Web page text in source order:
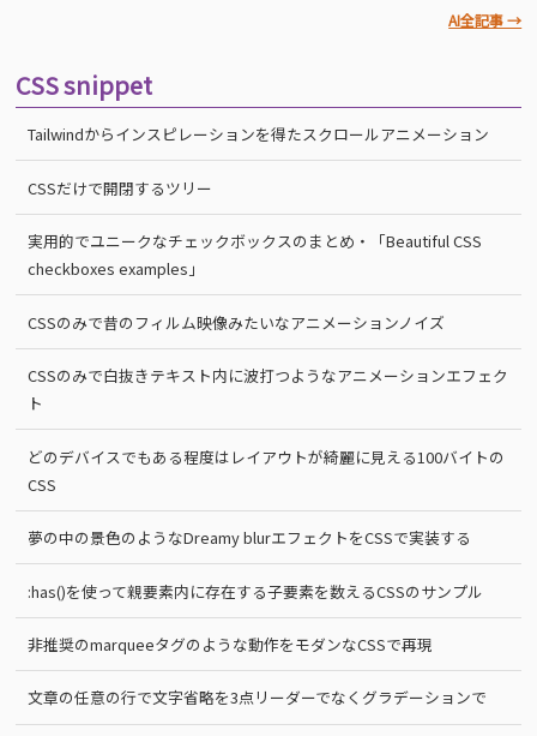
AI全記事 →
CSS snippet
Tailwindからインスピレーションを得たスクロールアニメーション
CSSだけで開閉するツリー
実用的でユニークなチェックボックスのまとめ・「Beautiful CSS
checkboxes examples」
CSSのみで昔のフィルム映像みたいなアニメーションノイズ
CSSのみで白抜きテキスト内に波打つようなアニメーションエフェク
ト
どのデバイスでもある程度はレイアウトが綺麗に見える100バイトの
CSS
夢の中の景色のようなDreamy blurエフェクトをCSSで実装する
:has()を使って親要素内に存在する子要素を数えるCSSのサンプル
非推奨のmarqueeタグのような動作をモダンなCSSで再現
文章の任意の行で文字省略を3点リーダーでなくグラデーションで